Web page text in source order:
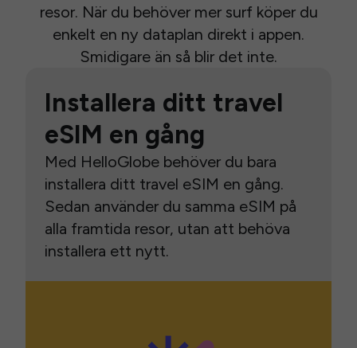
resor. När du behöver mer surf köper du
enkelt en ny dataplan direkt i appen.
Smidigare än så blir det inte.
Installera ditt travel
eSIM en gång
Med HelloGlobe behöver du bara
installera ditt travel eSIM en gång.
Sedan använder du samma eSIM på
alla framtida resor, utan att behöva
installera ett nytt.